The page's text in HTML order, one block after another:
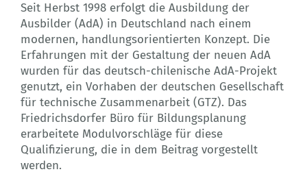
Seit Herbst 1998 erfolgt die Ausbildung der
Ausbilder (AdA) in Deutschland nach einem
modernen, handlungsorientierten Konzept. Die
Erfahrungen mit der Gestaltung der neuen AdA
wurden für das deutsch-chilenische AdA-Projekt
genutzt, ein Vorhaben der deutschen Gesellschaft
für technische Zusammenarbeit (GTZ). Das
Friedrichsdorfer Büro für Bildungsplanung
erarbeitete Modulvorschläge für diese
Qualifizierung, die in dem Beitrag vorgestellt
werden.